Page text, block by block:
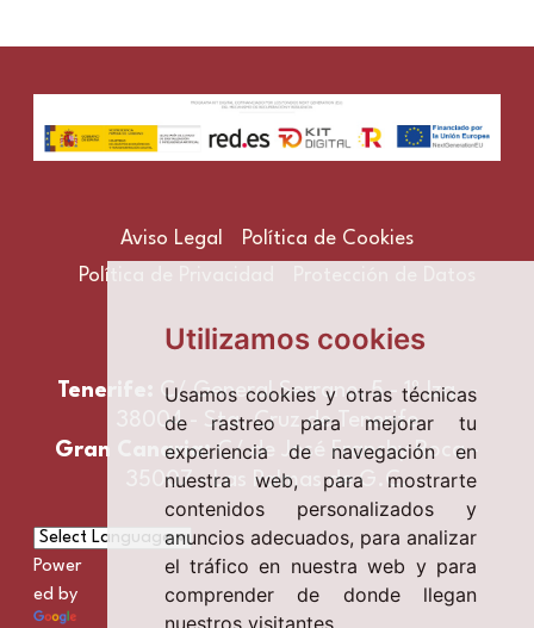
Utilizamos cookies
Usamos cookies y otras técnicas
de rastreo para mejorar tu
experiencia de navegación en
nuestra web, para mostrarte
contenidos personalizados y
anuncios adecuados, para analizar
el tráfico en nuestra web y para
comprender de donde llegan
nuestros visitantes.
Aviso Legal
Política de Cookies
Política de Privacidad
Tenerife:
C/ General Serrano, 5 - 1º Izq. -
38004 - Sta. Cruz de Tenerife
Gran Canaria:C/ de José Franchy Roca -
35007 - Las Palmas de G.C.
Power
ed by